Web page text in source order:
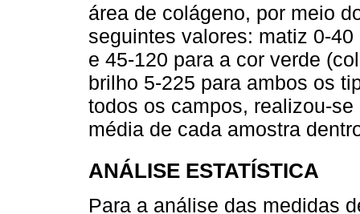
área de colágeno, por meio
seguintes valores: matiz 0-
e 45-120 para a cor verde
brilho 5-225 para ambos os
todos os campos, realizou-
média de cada amostra
ANÁLISE ESTATÍSTICA
Para a análise das medidas